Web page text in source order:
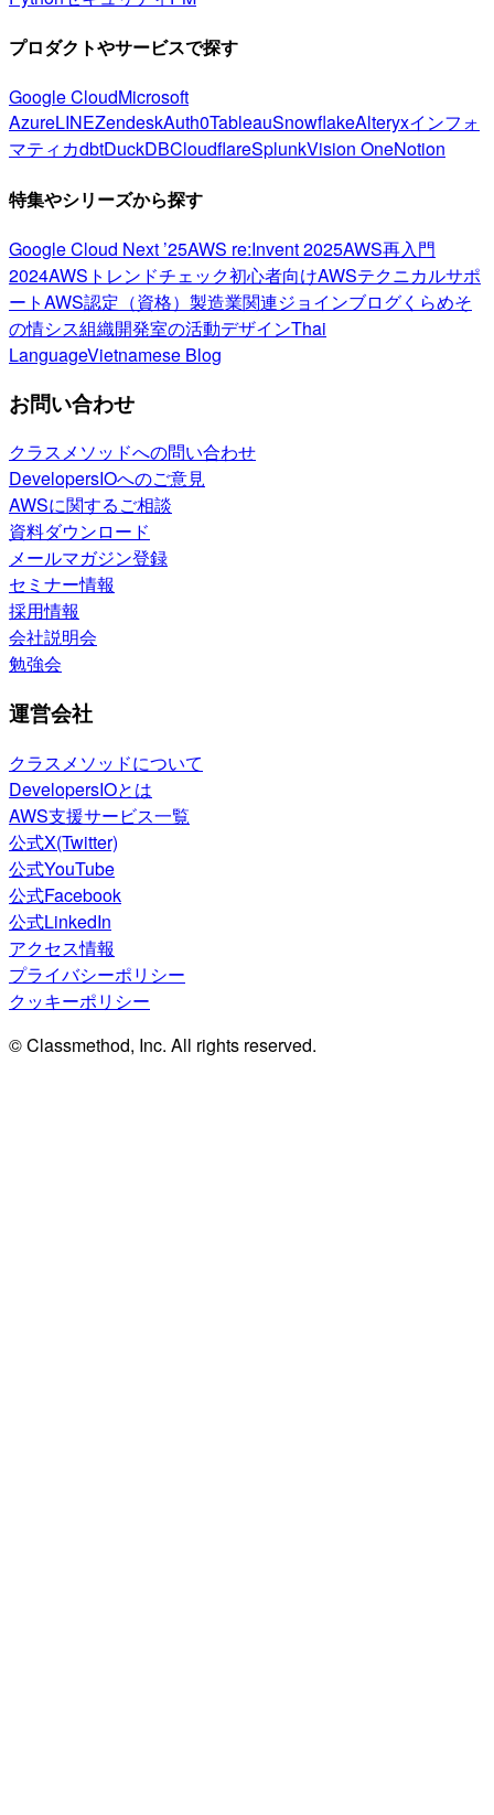
プロダクトやサービスで探す
Google CloudMicrosoft
AzureLINEZendeskAuth0TableauSnowflakeAlteryxインフォ
マティカdbtDuckDBCloudflareSplunkVision OneNotion
特集やシリーズから探す
Google Cloud Next ’25AWS re:Invent 2025AWS再入門
2024AWSトレンドチェック初心者向けAWSテクニカルサポ
ートAWS認定（資格） 製造業関連ジョインブログくらめそ
の情シス組織開発室の活動デザインThai
LanguageVietnamese Blog
お問い合わせ
クラスメソッドへの問い合わせ
DevelopersIOへのご意見
AWSに関するご相談
資料ダウンロード
メールマガジン登録
セミナー情報
採用情報
会社説明会
勉強会
運営会社
クラスメソッドについて
DevelopersIOとは
AWS支援サービス一覧
公式X(Twitter)
公式YouTube
公式Facebook
公式LinkedIn
アクセス情報
プライバシーポリシー
クッキーポリシー
© Classmethod, Inc. All rights reserved.